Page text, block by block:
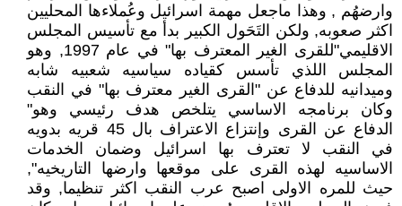
وارضهُم , وهذا ماجعل مهمة اسرائيل وعُملاءها المحليين
اكثر صعوبه, ولكن التَحَول الكبير بدأ مع تأسيس المجلس
الاقليمي"للقرى الغير المعترف بها" في عام 1997, وهو
المجلس اللذي تأسس كقياده سياسيه شعبيه شابه
وميدانيه للدفاع عن "القرى الغير معترف بها" في النقب
وكان برنامجه الاساسي يتلخص هدف رئيسي وهو"
الدفاع عن القرى وإنتزاع الاعتراف بال 45 قريه بدويه
في النقب لا تعترف بها اسرائيل وضمان الخدمات
الاساسيه لهذه القرى على موقعها وارضها التاريخيه",
حيث للمره الاولى اصبح عرب النقب اكثر تنظيما, وقد